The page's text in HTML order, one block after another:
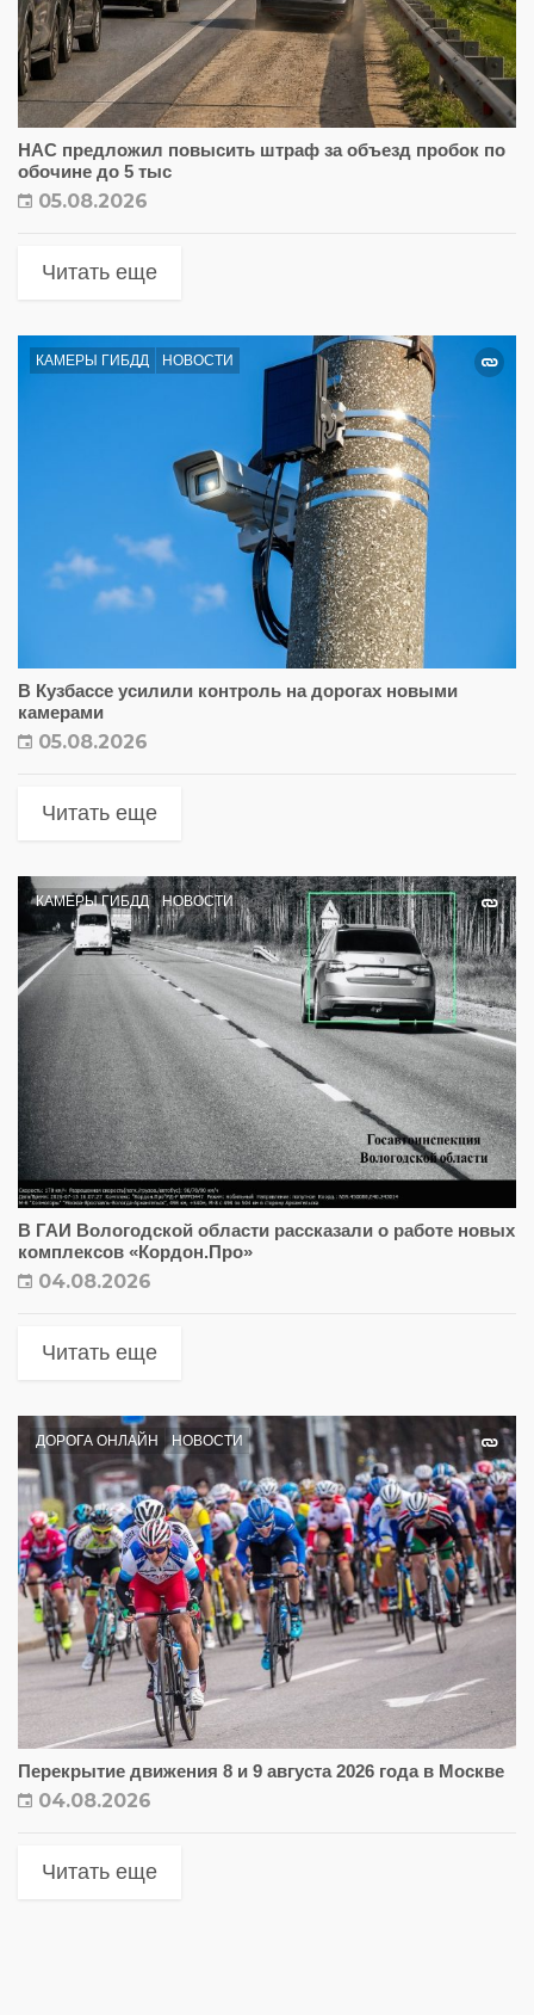
НАС предложил повысить штраф за объезд пробок по
обочине до 5 тыс
05.08.2026
Читать еще
КАМЕРЫ ГИБДД НОВОСТИ
В Кузбассе усилили контроль на дорогах новыми
камерами
05.08.2026
Читать еще
КАМЕРЫ ГИБДД НОВОСТИ
В ГАИ Вологодской области рассказали о работе новых
комплексов «Кордон.Про»
04.08.2026
Читать еще
ДОРОГА ОНЛАЙН НОВОСТИ
Перекрытие движения 8 и 9 августа 2026 года в Москве
04.08.2026
Читать еще